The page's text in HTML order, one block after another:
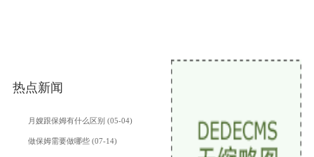
热点新闻
月嫂跟保姆有什么区别 (05-04)
做保姆需要做哪些 (07-14)